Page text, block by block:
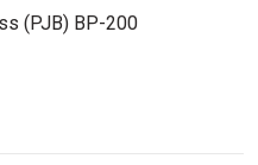
(PJB) BP-200